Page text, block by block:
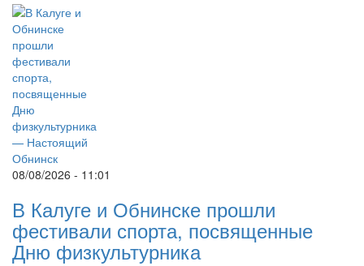
08/08/2026 - 11:01
В Калуге и Обнинске прошли
фестивали спорта, посвященные
Дню физкультурника